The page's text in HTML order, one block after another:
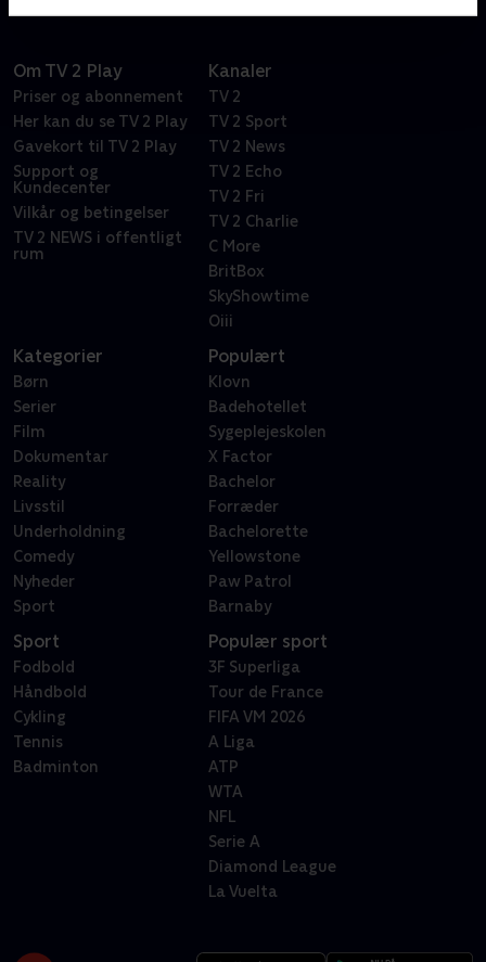
Om TV 2 Play
Priser og abonnement
Her kan du se TV 2 Play
Gavekort til TV 2 Play
Support og
Kundecenter
Vilkår og betingelser
TV 2 NEWS i offentligt
rum
Kanaler
TV 2
TV 2 Sport
TV 2 News
TV 2 Echo
TV 2 Fri
TV 2 Charlie
C More
BritBox
SkyShowtime
Oiii
Kategorier
Børn
Serier
Film
Dokumentar
Reality
Livsstil
Underholdning
Comedy
Nyheder
Sport
Populært
Klovn
Badehotellet
Sygeplejeskolen
X Factor
Bachelor
Forræder
Bachelorette
Yellowstone
Paw Patrol
Barnaby
Sport
Fodbold
Håndbold
Cykling
Tennis
Badminton
Populær sport
3F Superliga
Tour de France
FIFA VM 2026
A Liga
ATP
WTA
NFL
Serie A
Diamond League
La Vuelta